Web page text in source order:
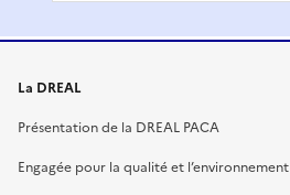
La DREAL
Présentation de la DREAL PACA
Engagée pour la qualité et l’environnement